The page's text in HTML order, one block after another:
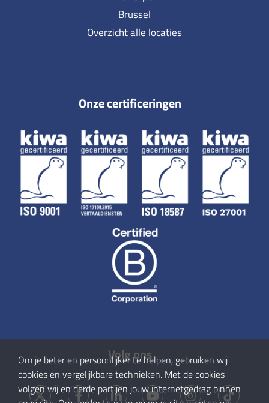
Brussel
Overzicht alle locaties
Onze certificeringen
Volg ons
Om je beter en persoonlijker te helpen, gebruiken wij
cookies en vergelijkbare technieken. Met de cookies
volgen wij en derde partijen jouw internetgedrag binnen